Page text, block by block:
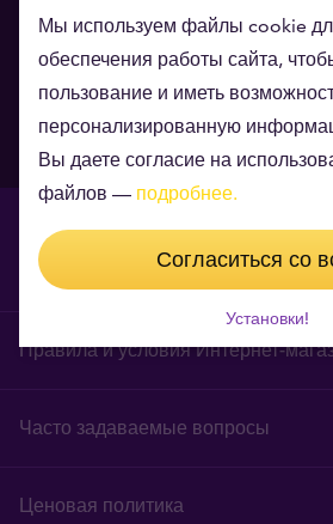
Глобальный долг на карте:
какие страны в наибольших
долгах?
24.07.2026
Правила и условия Интернет-
Часто задаваемые вопросы
Ценовая политика
Мы используем файлы cookie
обеспечения работы сайта,
пользование и иметь
персонализированную
Вы даете согласие на
файлов — подробнее.
Согласиться со
Установки!